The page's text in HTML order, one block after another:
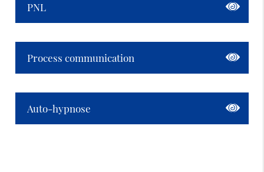
PNL
Process communication
Auto-hypnose